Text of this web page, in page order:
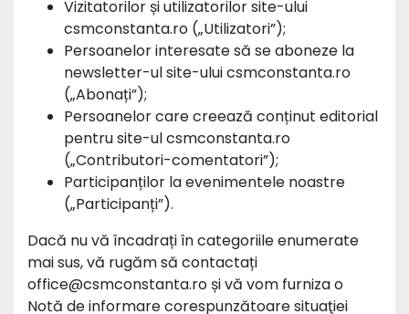
Vizitatorilor și utilizatorilor site-ului
csmconstanta.ro („Utilizatori”);
Persoanelor interesate să se aboneze la
newsletter-ul site-ului csmconstanta.ro
(„Abonați”);
Persoanelor care creează conținut editorial
pentru site-ul csmconstanta.ro
(„Contributori-comentatori”);
Participanților la evenimentele noastre
(„Participanți”).
Dacă nu vă încadrați în categoriile enumerate
mai sus, vă rugăm să contactați
office@csmconstanta.ro și vă vom furniza o
Notă de informare corespunzătoare situaţiei